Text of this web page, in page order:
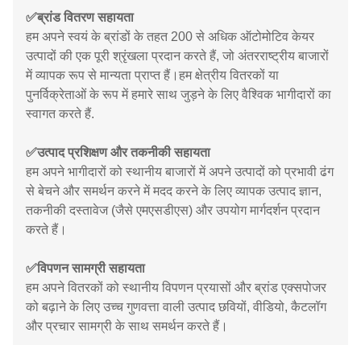
✅ब्रांड वितरण सहायता
हम अपने स्वयं के ब्रांडों के तहत 200 से अधिक ऑटोमोटिव केयर
उत्पादों की एक पूरी श्रृंखला प्रदान करते हैं, जो अंतरराष्ट्रीय बाजारों
में व्यापक रूप से मान्यता प्राप्त हैं।हम क्षेत्रीय वितरकों या
पुनर्विक्रेताओं के रूप में हमारे साथ जुड़ने के लिए वैश्विक भागीदारों का
स्वागत करते हैं.
✅उत्पाद प्रशिक्षण और तकनीकी सहायता
हम अपने भागीदारों को स्थानीय बाजारों में अपने उत्पादों को प्रभावी ढंग
से बेचने और समर्थन करने में मदद करने के लिए व्यापक उत्पाद ज्ञान,
तकनीकी दस्तावेज (जैसे एमएसडीएस) और उपयोग मार्गदर्शन प्रदान
करते हैं।
✅विपणन सामग्री सहायता
हम अपने वितरकों को स्थानीय विपणन प्रयासों और ब्रांड एक्सपोजर
को बढ़ाने के लिए उच्च गुणवत्ता वाली उत्पाद छवियों, वीडियो, कैटलॉग
और प्रचार सामग्री के साथ समर्थन करते हैं।